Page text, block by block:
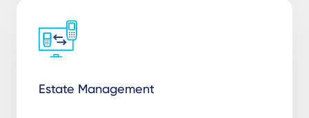
Estate Management